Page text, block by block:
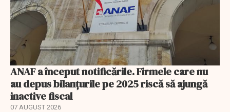
ANAF a început notificările. Firmele care nu
au depus bilanțurile pe 2025 riscă să ajungă
inactive fiscal
07 AUGUST 2026